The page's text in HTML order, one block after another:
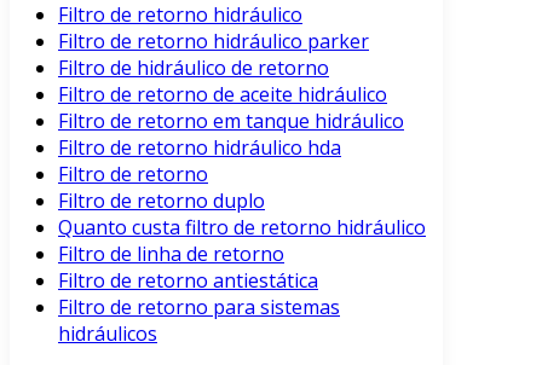
Filtro de retorno hidráulico
Filtro de retorno hidráulico parker
Filtro de hidráulico de retorno
Filtro de retorno de aceite hidráulico
Filtro de retorno em tanque hidráulico
Filtro de retorno hidráulico hda
Filtro de retorno
Filtro de retorno duplo
Quanto custa filtro de retorno hidráulico
Filtro de linha de retorno
Filtro de retorno antiestática
Filtro de retorno para sistemas
hidráulicos